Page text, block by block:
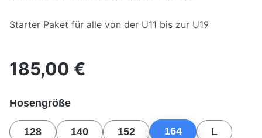
Starter Paket für alle von der U11 bis zur U19
Regulärer Preis:
185,00 €
Hosengrößeauswählen
128 140 152 164 L